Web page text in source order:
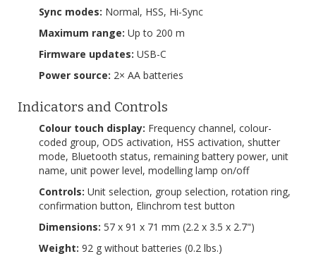
Sync modes: Normal, HSS, Hi-Sync
Maximum range: Up to 200 m
Firmware updates: USB-C
Power source: 2× AA batteries
Indicators and Controls
Colour touch display: Frequency channel, colour-
coded group, ODS activation, HSS activation, shutter
mode, Bluetooth status, remaining battery power, unit
name, unit power level, modelling lamp on/off
Controls: Unit selection, group selection, rotation ring,
confirmation button, Elinchrom test button
Dimensions: 57 x 91 x 71 mm (2.2 x 3.5 x 2.7")
Weight: 92 g without batteries (0.2 lbs.)